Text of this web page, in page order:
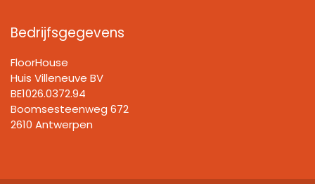
Bedrijfsgegevens
FloorHouse
Huis Villeneuve BV​
BE1026.0372.94
Boomsesteenweg 672
2610 Antwerpen